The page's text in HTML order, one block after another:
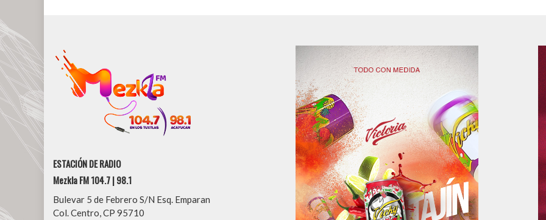
ESTACIÓN DE RADIO
Mezkla FM 104.7 | 98.1
Bulevar 5 de Febrero S/N Esq. Emparan
Col. Centro, CP 95710